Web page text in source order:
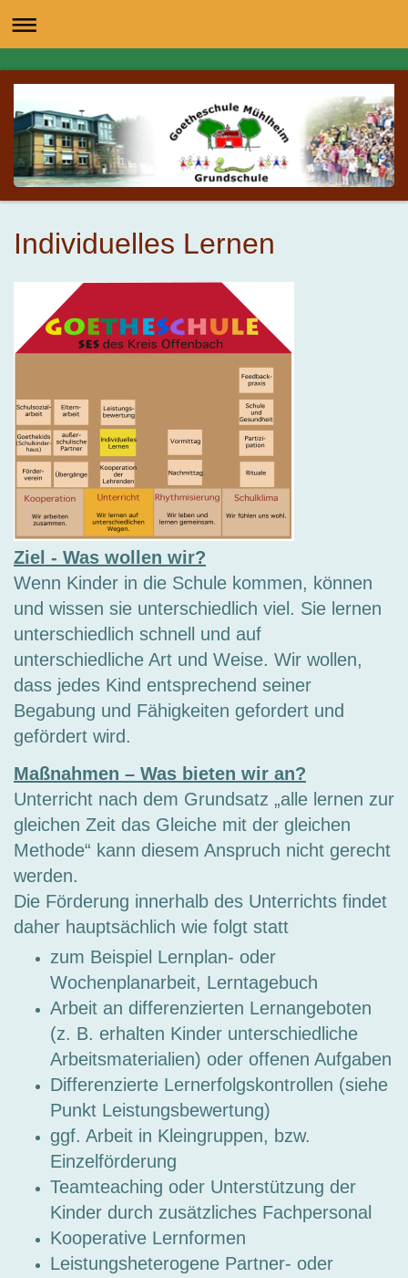
Individuelles Lernen
Ziel - Was wollen wir?
Wenn Kinder in die Schule kommen, können
und wissen sie unterschiedlich viel. Sie lernen
unterschiedlich schnell und auf
unterschiedliche Art und Weise. Wir wollen,
dass jedes Kind entsprechend seiner
Begabung und Fähigkeiten gefordert und
gefördert wird.
Maßnahmen – Was bieten wir an?
Unterricht nach dem Grundsatz „alle lernen zur
gleichen Zeit das Gleiche mit der gleichen
Methode“ kann diesem Anspruch nicht gerecht
werden.
Die Förderung innerhalb des Unterrichts findet
daher hauptsächlich wie folgt statt
zum Beispiel Lernplan- oder
Wochenplanarbeit, Lerntagebuch
Arbeit an differenzierten Lernangeboten
(z. B. erhalten Kinder unterschiedliche
Arbeitsmaterialien) oder offenen Aufgaben
Differenzierte Lernerfolgskontrollen (siehe
Punkt Leistungsbewertung)
ggf. Arbeit in Kleingruppen, bzw.
Einzelförderung
Teamteaching oder Unterstützung der
Kinder durch zusätzliches Fachpersonal
Kooperative Lernformen
Leistungsheterogene Partner- oder